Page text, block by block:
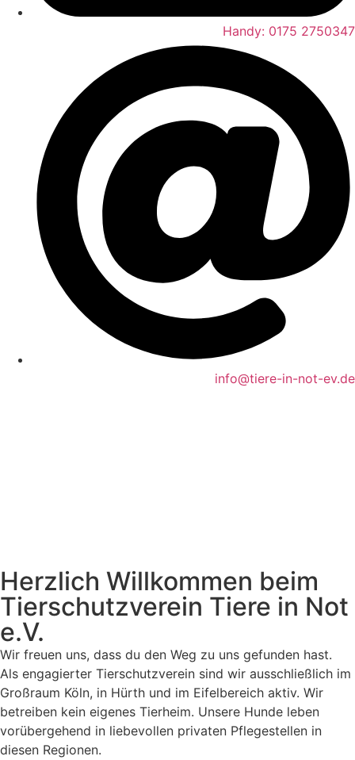
Handy: 0175 2750347
info@tiere-in-not-ev.de
Herzlich Willkommen beim
Tierschutzverein Tiere in Not
e.V.
Wir freuen uns, dass du den Weg zu uns gefunden hast.
Als engagierter Tierschutzverein sind wir ausschließlich im
Großraum Köln, in Hürth und im Eifelbereich aktiv. Wir
betreiben kein eigenes Tierheim. Unsere Hunde leben
vorübergehend in liebevollen privaten Pflegestellen in
diesen Regionen.